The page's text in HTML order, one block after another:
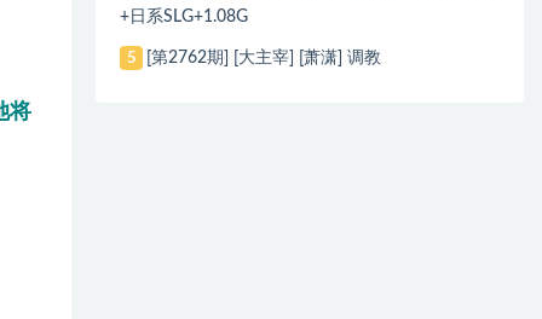
将
+日系SLG+1.08G
5 [第2762期] [大主宰] [萧潇] 调教